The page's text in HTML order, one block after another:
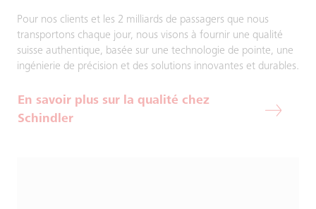
Pour nos clients et les 2 milliards de passagers que nous
transportons chaque jour, nous visons à fournir une qualité
suisse authentique, basée sur une technologie de pointe, une
ingénierie de précision et des solutions innovantes et durables.
En savoir plus sur la qualité chez
Schindler